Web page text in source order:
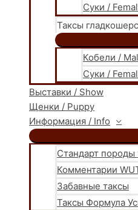
Суки /
Таксы
Кобели /
Суки /
Выставки / Show
Щенки / Puppy
Информация / Info
Стандарт
Комментарии
Забавные таксы
Таксы Формула